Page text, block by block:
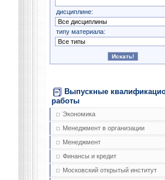
дисциплине:
типу материала:
Выпускные
работы
Экономика
Менеджмент в организации
Менеджмент
Финансы и кредит
Московский открытый институт